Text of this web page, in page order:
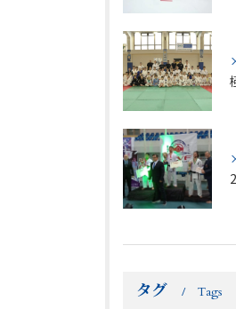
タグ Tags